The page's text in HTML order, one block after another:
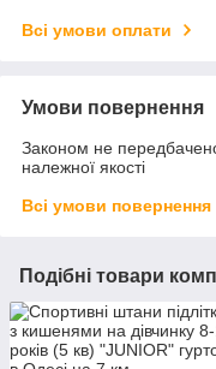
Всі умови оплати
Умови повернення
Законом не
належної якості
Всі умови повернення
Подібні товари